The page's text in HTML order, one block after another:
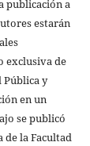
publicación a
estarán
exclusiva de
Pública y
en un
se publicó
de la Facultad